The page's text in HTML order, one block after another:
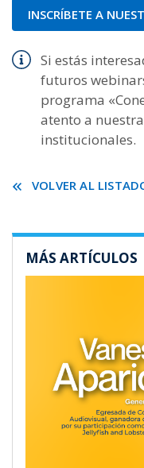
INSCRÍBETE A
Si estás
futuros
programa
atento a
institucionales.
VOLVER AL
MÁS ARTÍCULOS